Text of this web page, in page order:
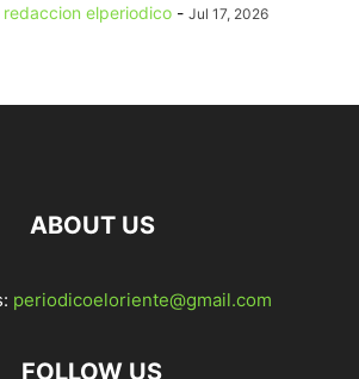
redaccion elperiodico - Jul 17, 2026
ABOUT US
periodicoeloriente@gmail.com
FOLLOW US